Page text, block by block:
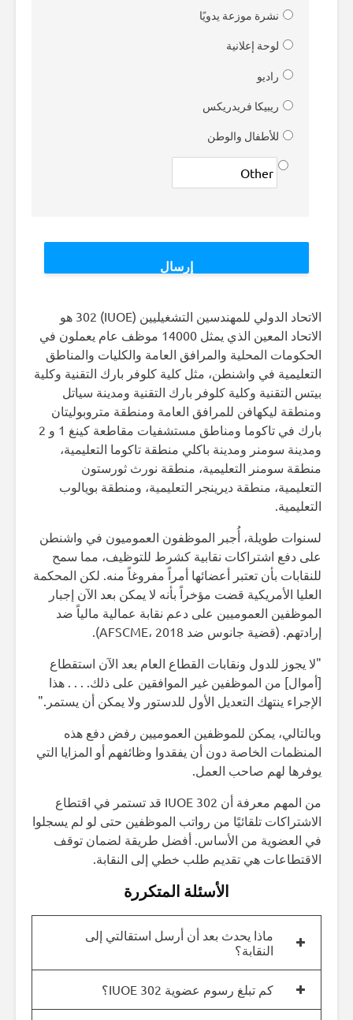
نشرة موزعة يدويًا
لوحة إعلانية
راديو
ريبيكا فريدريكس
للأطفال والوطن
الاتحاد الدولي للمهندسين التشغيليين (IUOE) 302 هو
الاتحاد المعين الذي يمثل 14000 موظف عام يعملون في
الحكومات المحلية والمرافق العامة والكليات والمناطق
التعليمية في واشنطن، مثل كلية كلوفر بارك التقنية وكلية
بيتس التقنية وكلية كلوفر بارك التقنية ومدينة سياتل
ومنطقة ليكهافن للمرافق العامة ومنطقة متروبوليتان
بارك في تاكوما ومناطق مستشفيات مقاطعة كينغ 1 و 2
ومدينة سومنر ومدينة باكلي منطقة تاكوما التعليمية،
منطقة سومنر التعليمية، منطقة نورث ثورستون
التعليمية، منطقة ديرينجر التعليمية، ومنطقة بويالوب
التعليمية.
لسنوات طويلة، أُجبر الموظفون العموميون في واشنطن
على دفع اشتراكات نقابية كشرط للتوظيف، مما سمح
للنقابات بأن تعتبر أعضائها أمراً مفروغاً منه. لكن المحكمة
العليا الأمريكية قضت مؤخراً بأنه لا يمكن بعد الآن إجبار
الموظفين العموميين على دعم نقابة عمالية مالياً ضد
إرادتهم. (قضية جانوس ضد AFSCME، 2018).
"لا يجوز للدول ونقابات القطاع العام بعد الآن استقطاع
[أموال] من الموظفين غير الموافقين على ذلك. . . . هذا
الإجراء ينتهك التعديل الأول للدستور ولا يمكن أن يستمر."
وبالتالي، يمكن للموظفين العموميين رفض دفع هذه
المنظمات الخاصة دون أن يفقدوا وظائفهم أو المزايا التي
يوفرها لهم صاحب العمل.
من المهم معرفة أن IUOE 302 قد تستمر في اقتطاع
الاشتراكات تلقائيًا من رواتب الموظفين حتى لو لم يسجلوا
في العضوية من الأساس. أفضل طريقة لضمان توقف
الاقتطاعات هي تقديم طلب خطي إلى النقابة.
الأسئلة المتكررة
ماذا يحدث بعد أن أرسل استقالتي إلى
النقابة؟
كم تبلغ رسوم عضوية IUOE 302؟